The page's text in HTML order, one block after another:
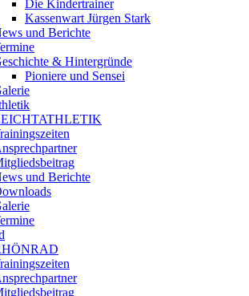
Die Kindertrainer
Kassenwart Jürgen Stark
und Berichte
& Hintergründe
Pioniere und Sensei
und Berichte